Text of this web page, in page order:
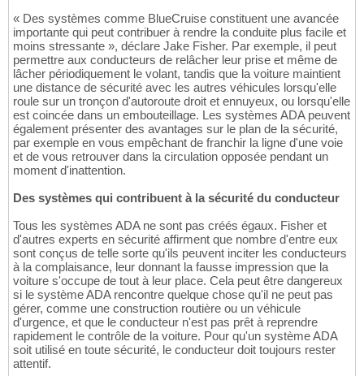
« Des systèmes comme BlueCruise constituent une avancée
importante qui peut contribuer à rendre la conduite plus facile et
moins stressante », déclare Jake Fisher. Par exemple, il peut
permettre aux conducteurs de relâcher leur prise et même de
lâcher périodiquement le volant, tandis que la voiture maintient
une distance de sécurité avec les autres véhicules lorsqu'elle
roule sur un tronçon d'autoroute droit et ennuyeux, ou lorsqu'elle
est coincée dans un embouteillage. Les systèmes ADA peuvent
également présenter des avantages sur le plan de la sécurité,
par exemple en vous empêchant de franchir la ligne d'une voie
et de vous retrouver dans la circulation opposée pendant un
moment d'inattention.
Des systèmes qui contribuent à la sécurité du conducteur
Tous les systèmes ADA ne sont pas créés égaux. Fisher et
d'autres experts en sécurité affirment que nombre d'entre eux
sont conçus de telle sorte qu'ils peuvent inciter les conducteurs
à la complaisance, leur donnant la fausse impression que la
voiture s'occupe de tout à leur place. Cela peut être dangereux
si le système ADA rencontre quelque chose qu'il ne peut pas
gérer, comme une construction routière ou un véhicule
d'urgence, et que le conducteur n'est pas prêt à reprendre
rapidement le contrôle de la voiture. Pour qu'un système ADA
soit utilisé en toute sécurité, le conducteur doit toujours rester
attentif.